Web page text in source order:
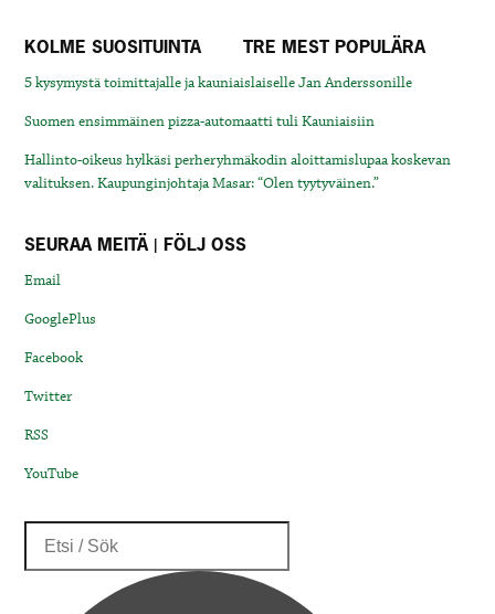
KOLME SUOSITUINTA TRE MEST POPULÄRA
5 kysymystä toimittajalle ja kauniaislaiselle Jan Anderssonille
Suomen ensimmäinen pizza-automaatti tuli Kauniaisiin
Hallinto-oikeus hylkäsi perheryhmäkodin aloittamislupaa koskevan
valituksen. Kaupunginjohtaja Masar: “Olen tyytyväinen.”
SEURAA MEITÄ | FÖLJ OSS
Email
GooglePlus
Facebook
Twitter
RSS
YouTube